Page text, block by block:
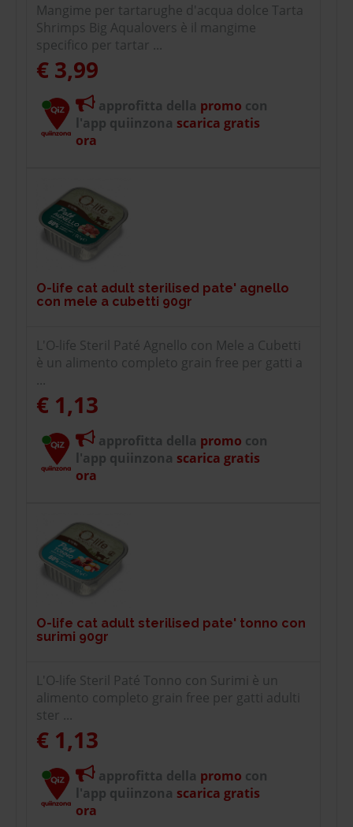
Mangime per tartarughe d'acqua dolce Tarta
Shrimps Big Aqualovers è il mangime
specifico per tartar ...
€ 3,99
approfitta della promo con
l'app quiinzona scarica gratis
ora
O-life cat adult sterilised pate' agnello
con mele a cubetti 90gr
L'O-life Steril Paté Agnello con Mele a Cubetti
è un alimento completo grain free per gatti a
...
€ 1,13
approfitta della promo con
l'app quiinzona scarica gratis
ora
O-life cat adult sterilised pate' tonno con
surimi 90gr
L'O-life Steril Paté Tonno con Surimi è un
alimento completo grain free per gatti adulti
ster ...
€ 1,13
approfitta della promo con
l'app quiinzona scarica gratis
ora